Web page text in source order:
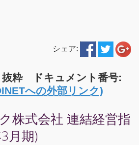
シェア:
抜粋 ドキュメント番号:
への外部リンク)
株式会社 連結経営指
月期)